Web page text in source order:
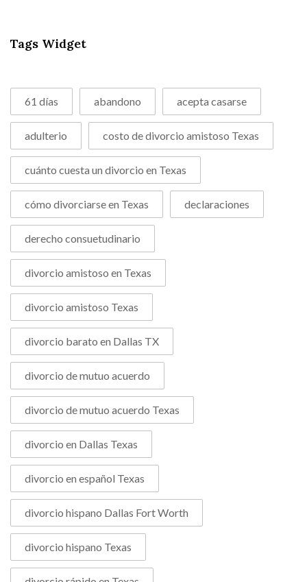
Tags Widget
61 días abandono acepta casarse
adulterio costo de divorcio amistoso Texas
cuánto cuesta un divorcio en Texas
cómo divorciarse en Texas declaraciones
derecho consuetudinario
divorcio amistoso en Texas
divorcio amistoso Texas
divorcio barato en Dallas TX
divorcio de mutuo acuerdo
divorcio de mutuo acuerdo Texas
divorcio en Dallas Texas
divorcio en español Texas
divorcio hispano Dallas Fort Worth
divorcio hispano Texas